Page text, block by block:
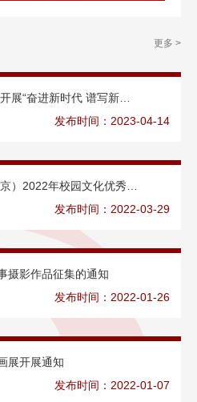
更多 >
展“奋进新时代 谱写新…
发布时间：2023-04-14
）2022年校园文化优秀…
发布时间：2022-03-29
摄影作品征集的通知
发布时间：2022-01-26
展开展通知
发布时间：2022-01-07